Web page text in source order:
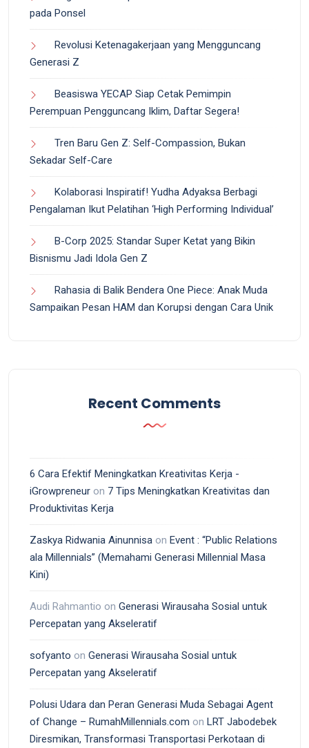
pada Ponsel
Revolusi Ketenagakerjaan yang Mengguncang
Generasi Z
Beasiswa YECAP Siap Cetak Pemimpin
Perempuan Pengguncang Iklim, Daftar Segera!
Tren Baru Gen Z: Self-Compassion, Bukan
Sekadar Self-Care
Kolaborasi Inspiratif! Yudha Adyaksa Berbagi
Pengalaman Ikut Pelatihan ‘High Performing Individual’
B-Corp 2025: Standar Super Ketat yang Bikin
Bisnismu Jadi Idola Gen Z
Rahasia di Balik Bendera One Piece: Anak Muda
Sampaikan Pesan HAM dan Korupsi dengan Cara Unik
Recent Comments
6 Cara Efektif Meningkatkan Kreativitas Kerja -
iGrowpreneur on 7 Tips Meningkatkan Kreativitas dan
Produktivitas Kerja
Zaskya Ridwania Ainunnisa on Event : “Public Relations
ala Millennials” (Memahami Generasi Millennial Masa
Kini)
Audi Rahmantio on Generasi Wirausaha Sosial untuk
Percepatan yang Akseleratif
sofyanto on Generasi Wirausaha Sosial untuk
Percepatan yang Akseleratif
Polusi Udara dan Peran Generasi Muda Sebagai Agent
of Change – RumahMillennials.com on LRT Jabodebek
Diresmikan, Transformasi Transportasi Perkotaan di